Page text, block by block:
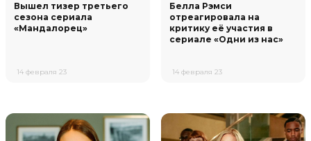
Вышел тизер третьего
сезона сериала
«Мандалорец»
14 февраля 23
Белла Рэмси
отреагировала на
критику её участия в
сериале «Одни из нас»
14 февраля 23